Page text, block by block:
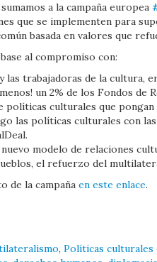
a la campaña europea
que se implementen para
basada en valores que
al compromiso con:
las trabajadoras de la cultura,
un 2% de los Fondos
culturales que
las políticas culturales con
modelo de relaciones
el refuerzo del
de la campaña en este enlace.
, Políticas culturales